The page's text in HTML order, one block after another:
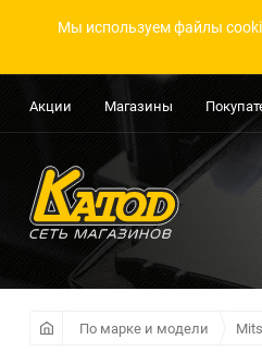
Мы используем файлы
Акции Магазины
По марке и модели